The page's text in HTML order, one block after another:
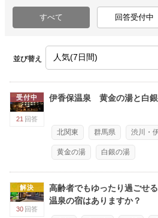
すべて 回答受付中
並び替え
受付中
21 回答
伊香保温泉 黄金の湯と白
北関東 群馬県 渋川・
黄金の湯 白銀の湯
解決
30 回答
高齢者でもゆったり過ごせ
温泉の宿はありますか？